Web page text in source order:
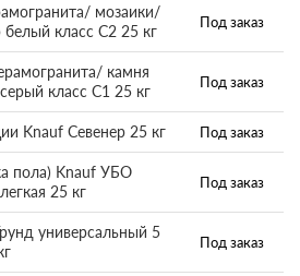
мозаики/
класс С2 25 кг
Под заказ
камня
класс С1 25 кг
Под заказ
Knauf Севенер 25 кг Под заказ
пола) Knauf УБО
25 кг
Под заказ
универсальный 5
Под заказ